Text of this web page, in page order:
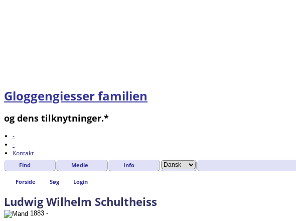
Gloggengiesser familien
og dens tilknytninger.*
-
-
Kontakt
Find Medie Info
Forside Søg Login
Ludwig Wilhelm Schultheiss
1883 -